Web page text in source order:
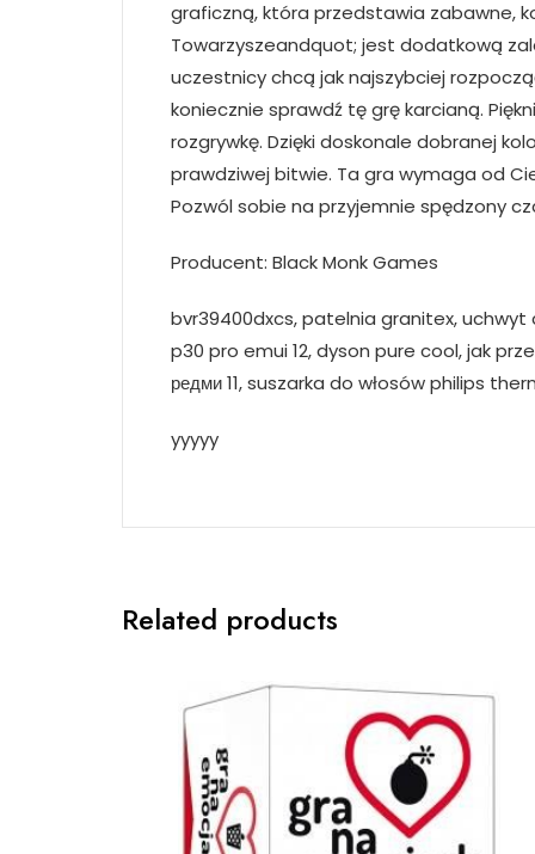
graficzną, która przedstawia zabawne,
Towarzyszeandquot; jest dodatkową
uczestnicy chcą jak najszybciej
koniecznie sprawdź tę grę karcianą.
rozgrywkę. Dzięki doskonale dobranej
prawdziwej bitwie. Ta gra wymaga od
Pozwól sobie na przyjemnie spędzony
Producent: Black Monk Games
bvr39400dxcs, patelnia granitex,
p30 pro emui 12, dyson pure cool, jak
редми 11, suszarka do włosów philips
yyyyy
Related products